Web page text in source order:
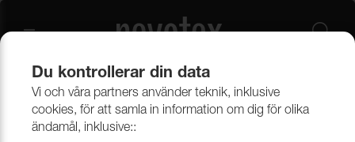
Ansök om webbkonto
Här kan du som redan är kund ansöka om ytterligare
Du kontrollerar din data
Vi och våra partners använder teknik, inklusive
cookies, för att samla in information om dig för olika
ändamål, inklusive::